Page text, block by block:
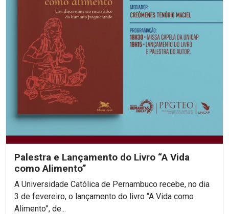
Palestra e Lançamento do Livro “A Vida
como Alimento”
A Universidade Católica de Pernambuco recebe, no dia
3 de fevereiro, o lançamento do livro “A Vida como
Alimento”, de...